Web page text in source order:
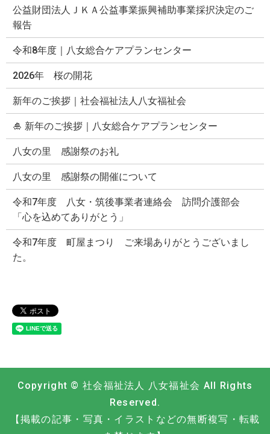
公益財団法人ＪＫＡ公益事業振興補助事業採択決定のご
報告
令和8年度｜八女総合ケアプランセンター
2026年 桜の開花
新年のご挨拶｜社会福祉法人八女福祉会
🎍 新年のご挨拶｜八女総合ケアプランセンター
八女の里 感謝祭のお礼
八女の里 感謝祭の開催について
令和7年度 八女・筑後事業者連絡会 訪問介護部会
「心を込めてありがとう」
令和7年度 町屋まつり ご来場ありがとうございまし
た。
Copyright © 社会福祉法人 八女福祉会 All Rights
Reserved.
【掲載の記事・写真・イラストなどの無断複写・転載